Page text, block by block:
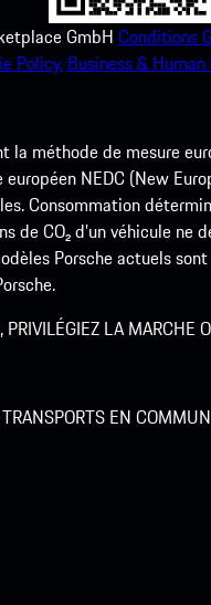
GmbH Conditions
Policy. Business &
la méthode de mesure
NEDC (New
Consommation
de CO₂ d’un véhicule
Porsche actuels
LA MARCHE
EN COMMUN